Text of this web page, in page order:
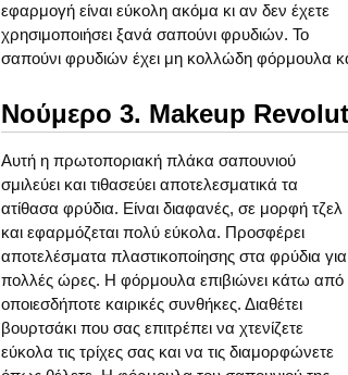
εφαρμογή είναι εύκολη ακόμα κι αν δεν έχετε
χρησιμοποιήσει ξανά σαπούνι φρυδιών. Το
σαπούνι φρυδιών έχει μη κολλώδη φόρμουλα
Νούμερο 3. Makeup
Αυτή η πρωτοποριακή πλάκα σαπουνιού
σμιλεύει και τιθασεύει αποτελεσματικά τα
ατίθασα φρύδια. Είναι διαφανές, σε μορφή τζελ
και εφαρμόζεται πολύ εύκολα. Προσφέρει
αποτελέσματα πλαστικοποίησης στα φρύδια για
πολλές ώρες. Η φόρμουλα επιβιώνει κάτω από
οποιεσδήποτε καιρικές συνθήκες. Διαθέτει
βουρτσάκι που σας επιτρέπει να χτενίζετε
εύκολα τις τρίχες σας και να τις διαμορφώνετε